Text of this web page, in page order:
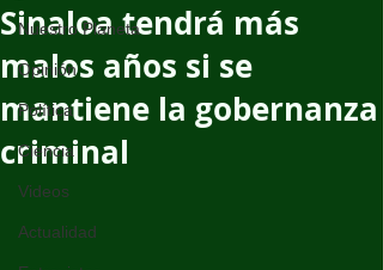
Nuestro Planeta
Opinión
Política
Ciencia
Videos
Actualidad
Sinaloa tendrá más
malos años si se
mantiene la gobernanza
criminal